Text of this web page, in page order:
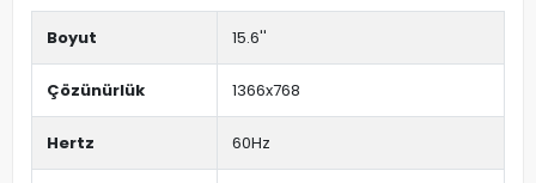
Boyut 15.6''
Çözünürlük 1366x768
Hertz 60Hz